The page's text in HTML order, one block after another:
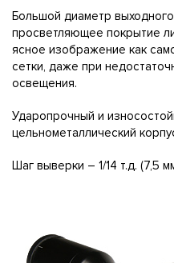
Большой диаметр
просветляющее покрытие
ясное изображение как
сетки, даже при
освещения.
Ударопрочный и
цельнометаллический
Шаг выверки – 1/14 т.д. (7,5